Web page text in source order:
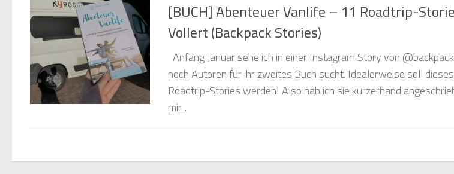
[BUCH] Abenteuer Vanlife – 11 Roadtrip-
Vollert (Backpack Stories)
Anfang Januar sehe ich in einer Instagram Story von
noch Autoren für ihr zweites Buch sucht. Idealerweise soll
Roadtrip-Stories werden! Also hab ich sie kurzerhand
mir...